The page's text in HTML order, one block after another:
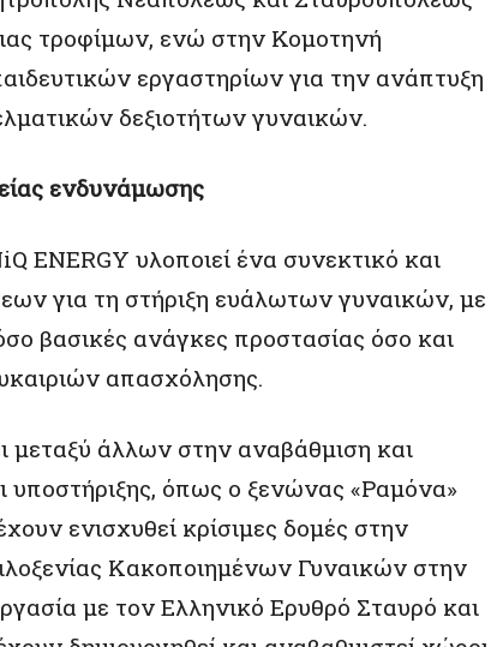
τροφίμων, ενώ στην Κομοτηνή
εργαστηρίων για την ανάπτυξη
δεξιοτήτων γυναικών.
ενδυνάμωσης
ENERGY υλοποιεί ένα συνεκτικό και
για τη στήριξη ευάλωτων γυναικών, με
βασικές ανάγκες προστασίας όσο και
απασχόλησης.
μεταξύ άλλων στην αναβάθμιση και
υποστήριξης, όπως ο ξενώνας «Ραμόνα»
ενισχυθεί κρίσιμες δομές στην
Κακοποιημένων Γυναικών στην
με τον Ελληνικό Ερυθρό Σταυρό και